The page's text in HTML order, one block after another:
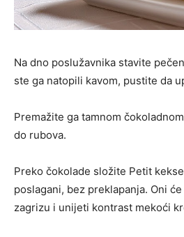
Na dno poslužavnika stavite
ste ga natopili kavom, pustite da
Premažite ga tamnom
do rubova.
Preko čokolade složite Petit
poslagani, bez preklapanja. Oni
zagrizu i unijeti kontrast mekoći